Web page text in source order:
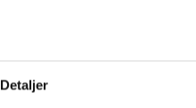
Detaljer